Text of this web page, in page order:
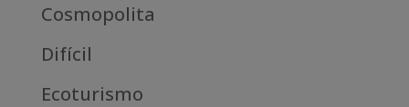
Cosmopolita
Difícil
Ecoturismo